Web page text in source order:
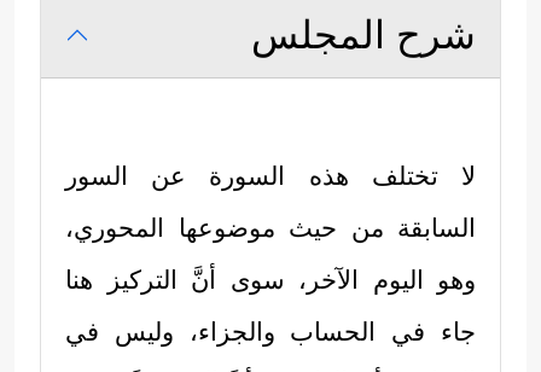
شرح المجلس
لا تختلف هذه السورة عن السور
السابقة من حيث موضوعها المحوري،
وهو اليوم الآخر، سوى أنَّ التركيز هنا
جاء في الحساب والجزاء، وليس في